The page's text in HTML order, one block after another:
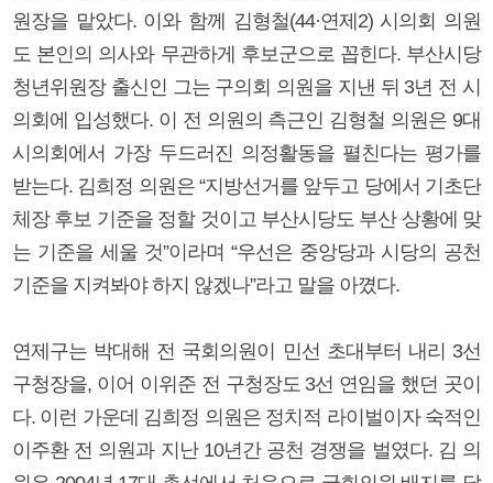
원장을 맡았다. 이와 함께 김형철(44·연제2) 시의회 의원
도 본인의 의사와 무관하게 후보군으로 꼽힌다. 부산시당
청년위원장 출신인 그는 구의회 의원을 지낸 뒤 3년 전 시
의회에 입성했다. 이 전 의원의 측근인 김형철 의원은 9대
시의회에서 가장 두드러진 의정활동을 펼친다는 평가를
받는다. 김희정 의원은 “지방선거를 앞두고 당에서 기초단
체장 후보 기준을 정할 것이고 부산시당도 부산 상황에 맞
는 기준을 세울 것”이라며 “우선은 중앙당과 시당의 공천
기준을 지켜봐야 하지 않겠나”라고 말을 아꼈다.
연제구는 박대해 전 국회의원이 민선 초대부터 내리 3선
구청장을, 이어 이위준 전 구청장도 3선 연임을 했던 곳이
다. 이런 가운데 김희정 의원은 정치적 라이벌이자 숙적인
이주환 전 의원과 지난 10년간 공천 경쟁을 벌였다. 김 의